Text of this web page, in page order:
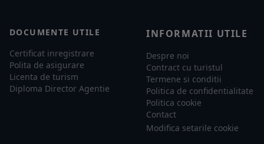
DOCUMENTE UTILE
Certificat inregistrare
Polita de asigurare
Licenta de turism
Diploma Director Agentie
INFORMATII UTILE
Despre noi
Contract cu turistul
Termene si conditii
Politica de confidentialitate
Politica cookie
Contact
Modifica setarile cookie